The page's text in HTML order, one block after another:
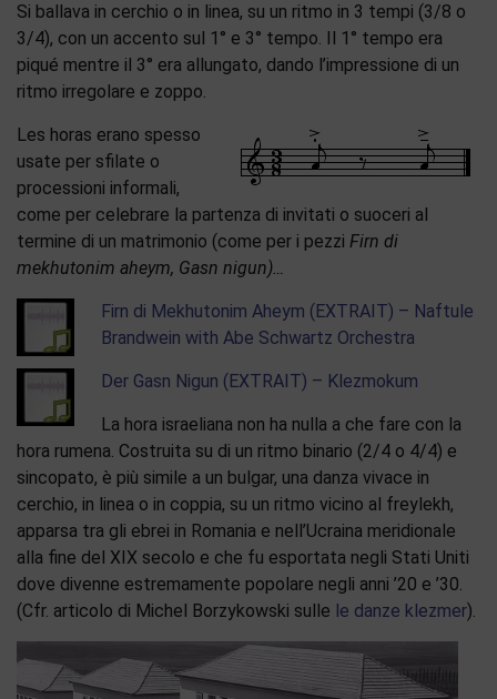
Si ballava in cerchio o in linea, su un ritmo in 3 tempi (3/8 o
3/4), con un accento sul 1° e 3° tempo. Il 1° tempo era
piqué mentre il 3° era allungato, dando l’impressione di un
ritmo irregolare e zoppo.
Les horas erano spesso
usate per sfilate o
processioni informali,
come per celebrare la partenza di invitati o suoceri al
termine di un matrimonio (come per i pezzi Firn di
mekhutonim aheym, Gasn nigun)…
Firn di Mekhutonim Aheym (EXTRAIT) – Naftule
Brandwein with Abe Schwartz Orchestra
Der Gasn Nigun (EXTRAIT) – Klezmokum
La hora israeliana non ha nulla a che fare con la
hora rumena. Costruita su di un ritmo binario (2/4 o 4/4) e
sincopato, è più simile a un bulgar, una danza vivace in
cerchio, in linea o in coppia, su un ritmo vicino al freylekh,
apparsa tra gli ebrei in Romania e nell’Ucraina meridionale
alla fine del XIX secolo e che fu esportata negli Stati Uniti
dove divenne estremamente popolare negli anni ’20 e ’30.
(Cfr. articolo di Michel Borzykowski sulle le danze klezmer).